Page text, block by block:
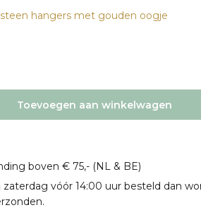
Account
hangers met gouden oogje
Toevoegen aan winkelwagen
boven € 75,- (NL & BE)
zaterdag vóór 14:00 uur besteld dan